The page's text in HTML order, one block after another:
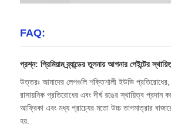
FAQ:
প্রশ্ন: প্রিমিয়াম ব্র্যান্ডের তুলনায় আপনার পেইন্টের
উত্তরঃ আমাদের লেপগুলি শক্তিশালী ইউভি
রাসায়নিক প্রতিরোধের এবং দীর্ঘ রঙের স্থায়িত্ব প্রদান
আফ্রিকা এবং মধ্য প্রাচ্যের মতো উচ্চ তাপমাত্রার
হয়.